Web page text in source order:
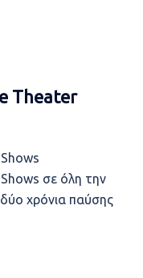
Theater
σε όλη την
χρόνια παύσης